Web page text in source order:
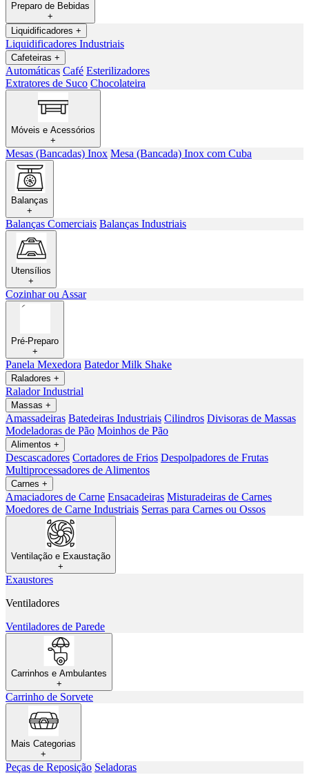
Preparo de Bebidas
+
Liquidificadores +
Liquidificadores Industriais
Cafeteiras +
Automáticas Café Esterilizadores
Extratores de Suco Chocolateira
Móveis e Acessórios
+
Mesas (Bancadas) Inox Mesa (Bancada) Inox com Cuba
Balanças
+
Balanças Comerciais Balanças Industriais
Utensílios
+
Cozinhar ou Assar
Pré-Preparo
+
Panela Mexedora Batedor Milk Shake
Raladores +
Ralador Industrial
Massas +
Amassadeiras Batedeiras Industriais Cilindros Divisoras de Massas
Modeladoras de Pão Moinhos de Pão
Alimentos +
Descascadores Cortadores de Frios Despolpadores de Frutas
Multiprocessadores de Alimentos
Carnes +
Amaciadores de Carne Ensacadeiras Misturadeiras de Carnes
Moedores de Carne Industriais Serras para Carnes ou Ossos
Ventilação e Exaustação
+
Exaustores
Ventiladores
Ventiladores de Parede
Carrinhos e Ambulantes
+
Carrinho de Sorvete
Mais Categorias
+
Peças de Reposição Seladoras